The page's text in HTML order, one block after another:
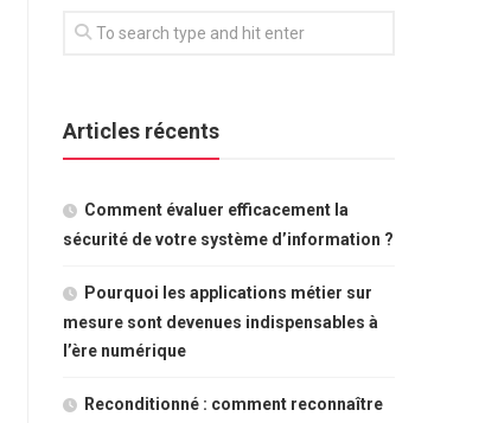
Articles récents
Comment évaluer efficacement la
sécurité de votre système d’information ?
Pourquoi les applications métier sur
mesure sont devenues indispensables à
l’ère numérique
Reconditionné : comment reconnaître